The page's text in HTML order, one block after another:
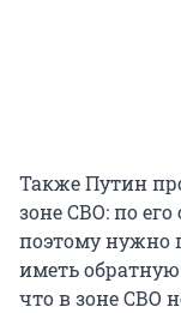
Также Путин
зоне СВО: по
поэтому нужно
иметь
что в зоне СВО